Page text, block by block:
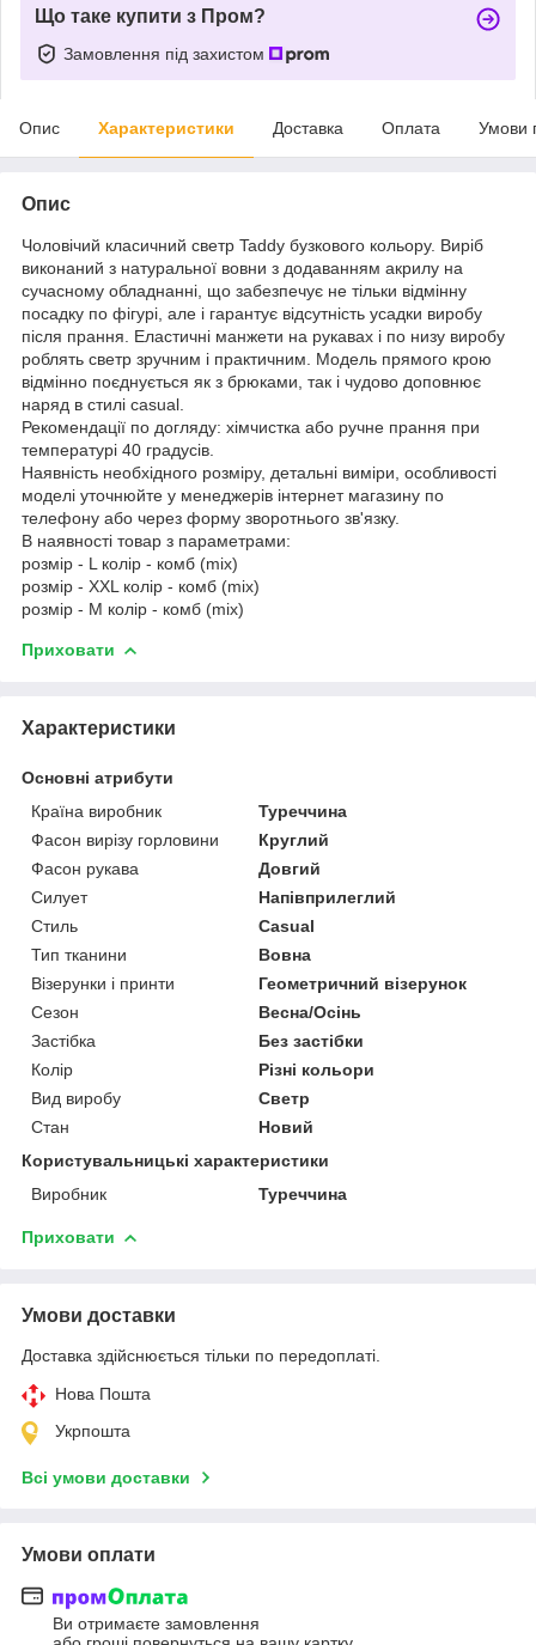
Що таке купити з Пром?
Замовлення під захистом
Опис Характеристики Доставка Оплата Умови
Опис
Чоловічий класичний светр Taddy бузкового кольору. Виріб
виконаний з натуральної вовни з додаванням акрилу на
сучасному обладнанні, що забезпечує не тільки відмінну
посадку по фігурі, але і гарантує відсутність усадки виробу
після прання. Еластичні манжети на рукавах і по низу виробу
роблять светр зручним і практичним. Модель прямого крою
відмінно поєднується як з брюками, так і чудово доповнює
наряд в стилі casual.
Рекомендації по догляду: хімчистка або ручне прання при
температурі 40 градусів.
Наявність необхідного розміру, детальні виміри, особливості
моделі уточнюйте у менеджерів інтернет магазину по
телефону або через форму зворотнього зв'язку.
В наявності товар з параметрами:
розмір - L колір - комб (mix)
розмір - XXL колір - комб (mix)
розмір - M колір - комб (mix)
Приховати
Характеристики
Основні атрибути
Країна виробник
Туреччина
Фасон вирізу горловини
Круглий
Фасон рукава
Довгий
Силует
Напівприлеглий
Стиль
Casual
Тип тканини
Вовна
Візерунки і принти
Геометричний візерунок
Сезон
Весна/Осінь
Застібка
Без застібки
Колір
Різні кольори
Вид виробу
Светр
Стан
Новий
Користувальницькі характеристики
Виробник
Туреччина
Приховати
Умови доставки
Доставка здійснюється тільки по передоплаті.
Нова Пошта
Укрпошта
Всі умови доставки
Умови оплати
Ви отримаєте замовлення